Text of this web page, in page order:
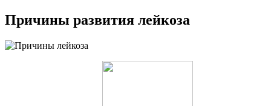
Причины развития лейкоза